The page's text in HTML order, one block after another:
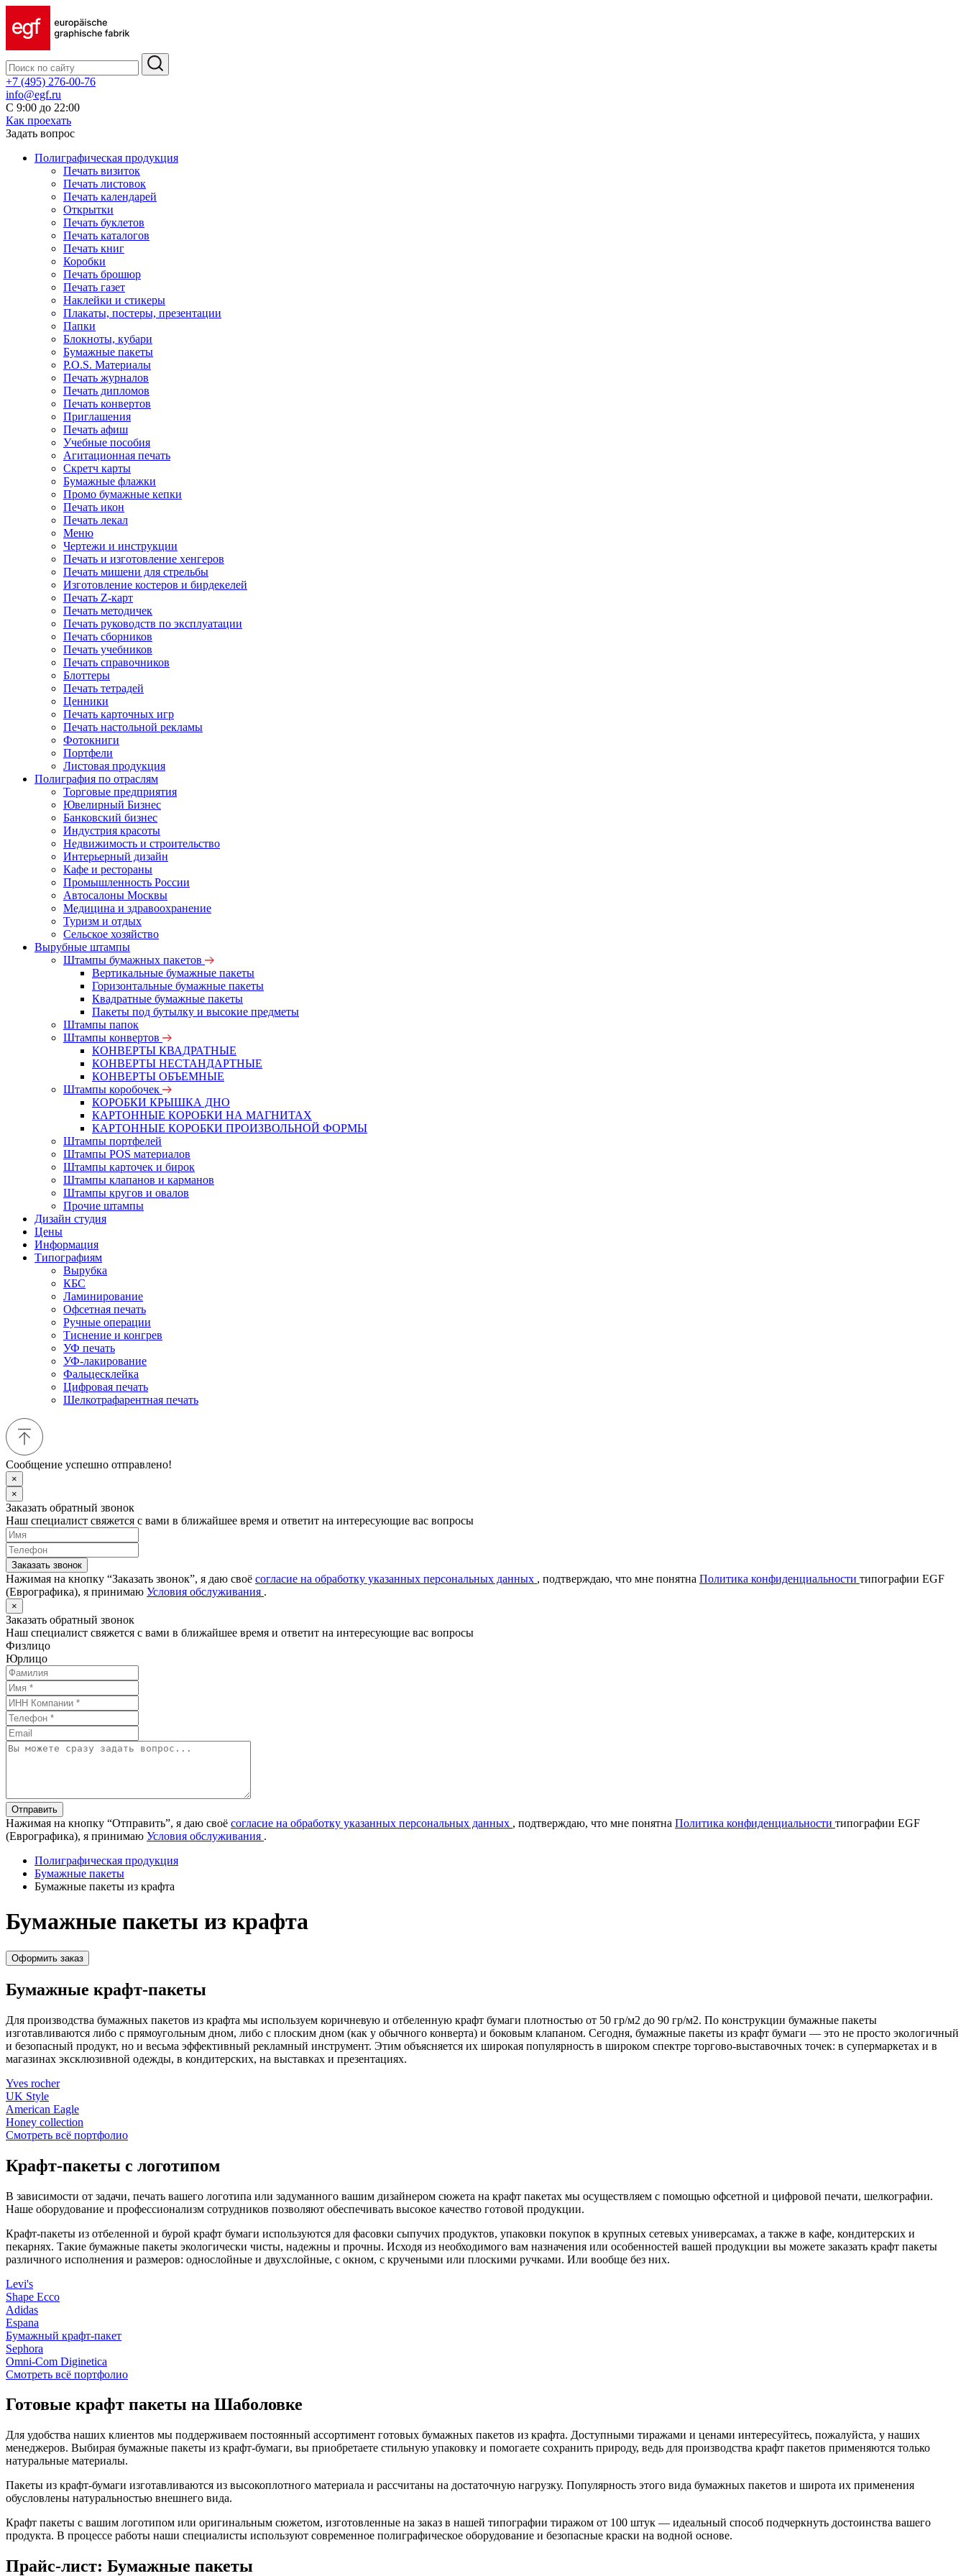
+7 (495) 276-00-76
info@egf.ru
С 9:00 до 22:00
Как проехать
Задать вопрос
Полиграфическая продукция
Печать визиток
Печать листовок
Печать календарей
Открытки
Печать буклетов
Печать каталогов
Печать книг
Коробки
Печать брошюр
Печать газет
Наклейки и стикеры
Плакаты, постеры, презентации
Папки
Блокноты, кубари
Бумажные пакеты
P.O.S. Материалы
Печать журналов
Печать дипломов
Печать конвертов
Приглашения
Печать афиш
Учебные пособия
Агитационная печать
Скретч карты
Бумажные флажки
Промо бумажные кепки
Печать икон
Печать лекал
Меню
Чертежи и инструкции
Печать и изготовление хенгеров
Печать мишени для стрельбы
Изготовление костеров и бирдекелей
Печать Z-карт
Печать методичек
Печать руководств по эксплуатации
Печать сборников
Печать учебников
Печать справочников
Блоттеры
Печать тетрадей
Ценники
Печать карточных игр
Печать настольной рекламы
Фотокниги
Портфели
Листовая продукция
Полиграфия по отраслям
Торговые предприятия
Ювелирный Бизнес
Банковский бизнес
Индустрия красоты
Недвижимость и строительство
Интерьерный дизайн
Кафе и рестораны
Промышленность России
Автосалоны Москвы
Медицина и здравоохранение
Туризм и отдых
Сельское хозяйство
Вырубные штампы
Штампы бумажных пакетов
Вертикальные бумажные пакеты
Горизонтальные бумажные пакеты
Квадратные бумажные пакеты
Пакеты под бутылку и высокие предметы
Штампы папок
Штампы конвертов
КОНВЕРТЫ КВАДРАТНЫЕ
КОНВЕРТЫ НЕСТАНДАРТНЫЕ
КОНВЕРТЫ ОБЪЕМНЫЕ
Штампы коробочек
КОРОБКИ КРЫШКА ДНО
КАРТОННЫЕ КОРОБКИ НА МАГНИТАХ
КАРТОННЫЕ КОРОБКИ ПРОИЗВОЛЬНОЙ ФОРМЫ
Штампы портфелей
Штампы POS материалов
Штампы карточек и бирок
Штампы клапанов и карманов
Штампы кругов и овалов
Прочие штампы
Дизайн студия
Цены
Информация
Типографиям
Вырубка
КБС
Ламинирование
Офсетная печать
Ручные операции
Тиснение и конгрев
УФ печать
УФ-лакирование
Фальцесклейка
Цифровая печать
Шелкотрафарентная печать
Сообщение успешно отправлено!
×
×
Заказать обратный звонок
Наш специалист свяжется с вами в ближайшее время и ответит на интересующие вас вопросы
Заказать звонок
Нажимая на кнопку “Заказать звонок”, я даю своё согласие на обработку указанных персональных данных , подтверждаю, что мне понятна Политика конфиденциальности типографии EGF
(Еврографика), я принимаю Условия обслуживания .
×
Заказать обратный звонок
Наш специалист свяжется с вами в ближайшее время и ответит на интересующие вас вопросы
Физлицо
Юрлицо
Отправить
Нажимая на кнопку “Отправить”, я даю своё согласие на обработку указанных персональных данных , подтверждаю, что мне понятна Политика конфиденциальности типографии EGF
(Еврографика), я принимаю Условия обслуживания .
Полиграфическая продукция
Бумажные пакеты
Бумажные пакеты из крафта
Бумажные пакеты из крафта
Оформить заказ
Бумажные крафт-пакеты
Для производства бумажных пакетов из крафта мы используем коричневую и отбеленную крафт бумаги плотностью от 50 гр/м2 до 90 гр/м2. По конструкции бумажные пакеты
изготавливаются либо с прямоугольным дном, либо с плоским дном (как у обычного конверта) и боковым клапаном. Сегодня, бумажные пакеты из крафт бумаги — это не просто экологичный
и безопасный продукт, но и весьма эффективный рекламный инструмент. Этим объясняется их широкая популярность в широком спектре торгово-выставочных точек: в супермаркетах и в
магазинах эксклюзивной одежды, в кондитерских, на выставках и презентациях.
Yves rocher
UK Style
American Eagle
Honey collection
Смотреть всё портфолио
Крафт-пакеты с логотипом
В зависимости от задачи, печать вашего логотипа или задуманного вашим дизайнером сюжета на крафт пакетах мы осуществляем с помощью офсетной и цифровой печати, шелкографии.
Наше оборудование и профессионализм сотрудников позволяют обеспечивать высокое качество готовой продукции.
Крафт-пакеты из отбеленной и бурой крафт бумаги используются для фасовки сыпучих продуктов, упаковки покупок в крупных сетевых универсамах, а также в кафе, кондитерских и
пекарнях. Такие бумажные пакеты экологически чисты, надежны и прочны. Исходя из необходимого вам назначения или особенностей вашей продукции вы можете заказать крафт пакеты
различного исполнения и размеров: однослойные и двухслойные, с окном, с кручеными или плоскими ручками. Или вообще без них.
Levi's
Shape Ecco
Adidas
Espana
Бумажный крафт-пакет
Sephora
Omni-Com Diginetiсa
Смотреть всё портфолио
Готовые крафт пакеты на Шаболовке
Для удобства наших клиентов мы поддерживаем постоянный ассортимент готовых бумажных пакетов из крафта. Доступными тиражами и ценами интересуйтесь, пожалуйста, у наших
менеджеров. Выбирая бумажные пакеты из крафт-бумаги, вы приобретаете стильную упаковку и помогаете сохранить природу, ведь для производства крафт пакетов применяются только
натуральные материалы.
Пакеты из крафт-бумаги изготавливаются из высокоплотного материала и рассчитаны на достаточную нагрузку. Популярность этого вида бумажных пакетов и широта их применения
обусловлены натуральностью внешнего вида.
Крафт пакеты с вашим логотипом или оригинальным сюжетом, изготовленные на заказ в нашей типографии тиражом от 100 штук — идеальный способ подчеркнуть достоинства вашего
продукта. В процессе работы наши специалисты используют современное полиграфическое оборудование и безопасные краски на водной основе.
Прайс-лист: Бумажные пакеты